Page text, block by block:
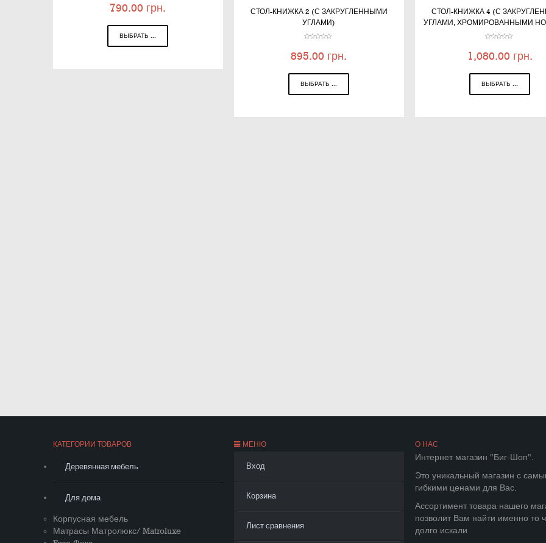
790.00 грн.
ВЫБРАТЬ ...
СТОЛ-КНИЖКА 2 (С ЗАКРУГЛЕННЫМИ
УГЛАМИ)
895.00 грн.
ВЫБРАТЬ ...
СТОЛ-КНИЖКА 4 (С
УГЛАМИ, ХРОМИРОВАННЫМИ
1,080.00 грн.
ВЫБРАТЬ ...
КАТЕГОРИИ ТОВАРОВ
Деревянная мебель
Для дома
Корпусная мебель
Матрасы Матролюкс/ Matroluxe
МЕНЮ
Вход
Корзина
Лист сравнения
О НАС
Интернет магазин "Биг-Шоп".
Это уникальный магазин с
гибкими ценами для Вас.
Ассортимент товара нашего
позволит Вам найти именно то
долго искали